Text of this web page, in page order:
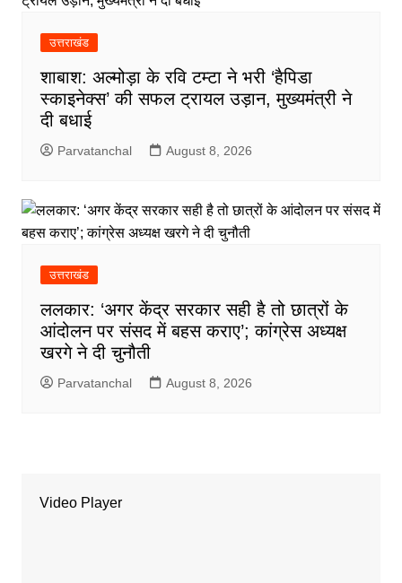
उत्तराखंड
शाबाश: अल्मोड़ा के रवि टम्टा ने भरी ‘हैपिडा
स्काइनेक्स’ की सफल ट्रायल उड़ान, मुख्यमंत्री ने
दी बधाई
Parvatanchal August 8, 2026
उत्तराखंड
ललकार: ‘अगर केंद्र सरकार सही है तो छात्रों के
आंदोलन पर संसद में बहस कराए’; कांग्रेस अध्यक्ष
खरगे ने दी चुनौती
Parvatanchal August 8, 2026
Video Player